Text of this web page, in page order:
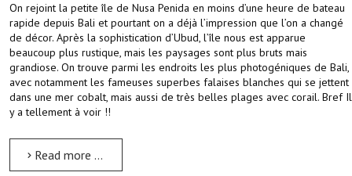
On rejoint la petite île de Nusa Penida en moins d’une heure de bateau
rapide depuis Bali et pourtant on a déjà l’impression que l’on a changé
de décor. Après la sophistication d’Ubud, l’île nous est apparue
beaucoup plus rustique, mais les paysages sont plus bruts mais
grandiose. On trouve parmi les endroits les plus photogéniques de Bali,
avec notamment les fameuses superbes falaises blanches qui se jettent
dans une mer cobalt, mais aussi de très belles plages avec corail. Bref Il
y a tellement à voir !!
Read more …